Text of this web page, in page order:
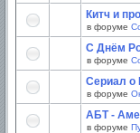
Китч и
в форуме
С Днём
в форуме
Сериал о
в форуме
АБТ -
в форуме